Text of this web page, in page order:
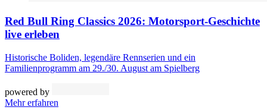
Red Bull Ring Classics 2026: Motorsport-Geschichte
live erleben
Historische Boliden, legendäre Rennserien und ein
Familienprogramm am 29./30. August am Spielberg
powered by
Mehr erfahren